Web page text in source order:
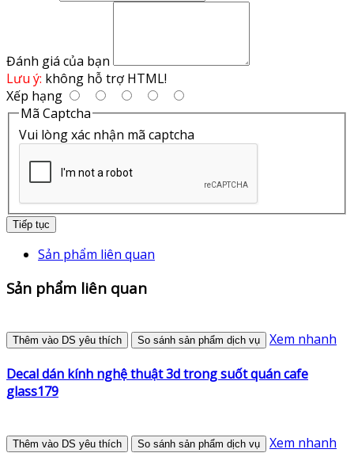
Đánh giá của bạn
Lưu ý: không hỗ trợ HTML!
Xếp hạng
Mã Captcha
Vui lòng xác nhận mã captcha
Tiếp tục
Sản phẩm liên quan
Sản phẩm liên quan
Thêm vào DS yêu thích So sánh sản phẩm dịch vụ Xem nhanh
Decal dán kính nghệ thuật 3d trong suốt quán cafe
glass179
Thêm vào DS yêu thích So sánh sản phẩm dịch vụ Xem nhanh